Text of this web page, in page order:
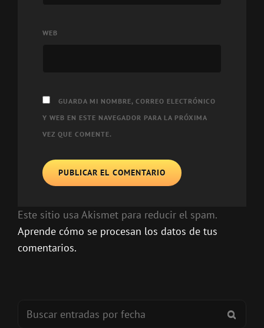
WEB
GUARDA MI NOMBRE, CORREO ELECTRÓNICO
Y WEB EN ESTE NAVEGADOR PARA LA PRÓXIMA
VEZ QUE COMENTE.
Este sitio usa Akismet para reducir el spam.
Aprende cómo se procesan los datos de tus
comentarios.
Buscar: